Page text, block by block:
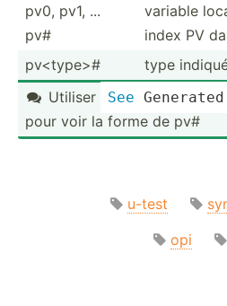
pv0, pv1, ...
pv#
variable
index PV
pv<­typ­e>#
type
 Utiliser See
pour voir la forme de pv#
u-test
opi